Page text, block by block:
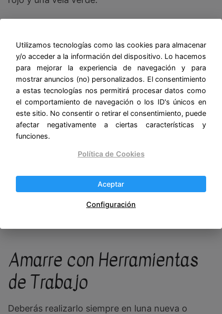
verde y colócala en el centro del círculo de
monedas. Mientras la vela arde, visualiza un
entorno laboral estable y favorable. Envuelve las
monedas en el paño rojo y guárdalas en un lugar
seguro como un amuleto de estabilidad.
Variante:
Una variante de este tipo de amarres para
hayas conseguido que te diera tu propio jefe con
sus manos. Por ejemplo, le pides cambio para la
máquina de café y utilizas esas monedas para el
Amarre con Herramientas
de Trabajo
Deberás realizarlo siempre en luna nueva o
Utilizamos tecnologías como las cookies para almacenar
y/o acceder a la información del dispositivo. Lo hacemos
para mejorar la experiencia de navegación y para
mostrar anuncios (no) personalizados. El consentimiento
a estas tecnologías nos permitirá procesar datos como
el comportamiento de navegación o los ID's únicos en
este sitio. No consentir o retirar el consentimiento, puede
afectar negativamente a ciertas características y
funciones.
Política de Cookies
Aceptar
Configuración